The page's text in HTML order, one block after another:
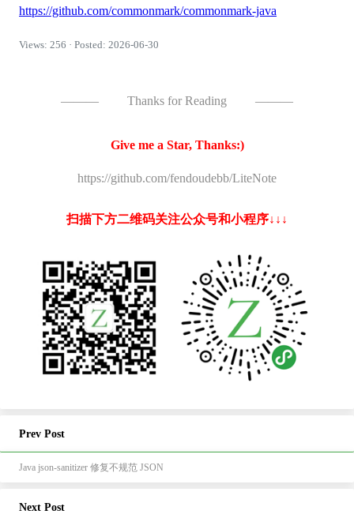
https://github.com/commonmark/commonmark-java
Views: 256 · Posted: 2026-06-30
——— Thanks for Reading ———
Give me a Star, Thanks:)
https://github.com/fendoudebb/LiteNote
扫描下方二维码关注公众号和小程序↓↓↓
Prev Post
Java json-sanitizer 修复不规范 JSON
Next Post